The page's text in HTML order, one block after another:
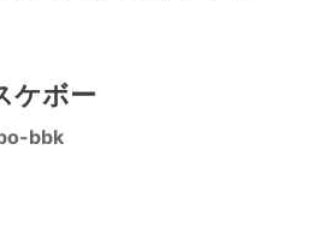
ケボー
bbk